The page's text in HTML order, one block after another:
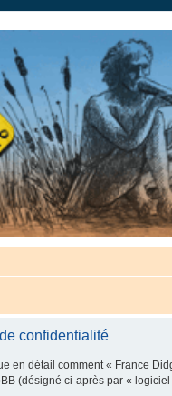
- retrouvez la communauté.
confidentialité
en détail comment « France
(désigné ci-après par «